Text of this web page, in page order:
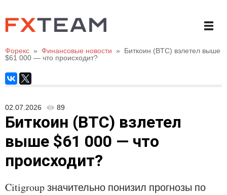
Форекс » Финансовые новости »
Биткоин (BTC) взлетел выше
$61 000 — что происходит?
02.07.2026 89
Биткоин (BTC) взлетел
выше $61 000 — что
происходит?
Citigroup значительно понизил прогнозы по